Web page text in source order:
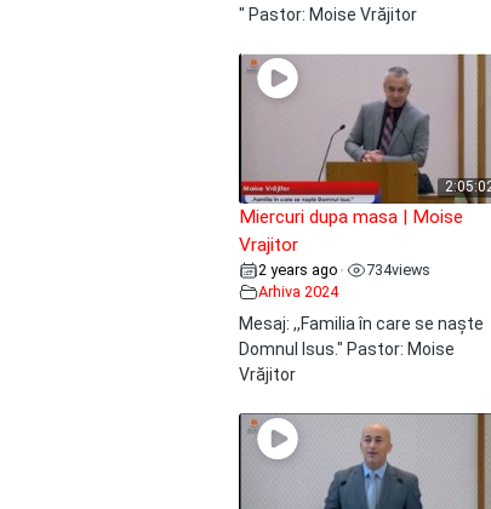
" Pastor: Moise Vrăjitor
Miercuri dupa masa | Moise
Vrajitor
2 years ago • 734views
Arhiva 2024
Mesaj: ,,Familia în care se naște
Domnul Isus." Pastor: Moise
Vrăjitor